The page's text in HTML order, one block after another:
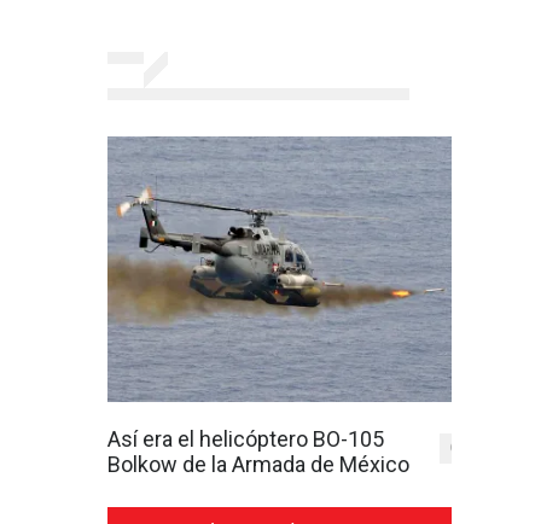
Así era el helicóptero BO-105
Bolkow de la Armada de México
0